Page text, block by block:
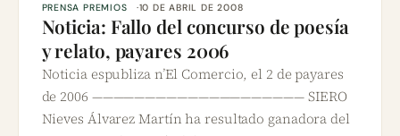
PRENSA PREMIOS 10 DE ABRIL DE 2008
Noticia: Fallo del concurso de poesía
y relato, payares 2006
Noticia espubliza n’El Comercio, el 2 de payares
de 2006 ———————————————————— SIERO
Nieves Álvarez Martín ha resultado ganadora del